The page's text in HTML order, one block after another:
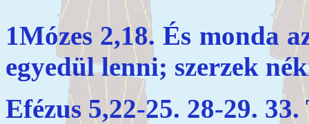
1Mózes 2,18. És monda
egyedül lenni; szerzek
Efézus 5,22-25. 28-29.